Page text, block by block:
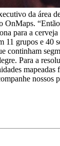
da área
para a
grupos e 40
continham
Para a
nossos